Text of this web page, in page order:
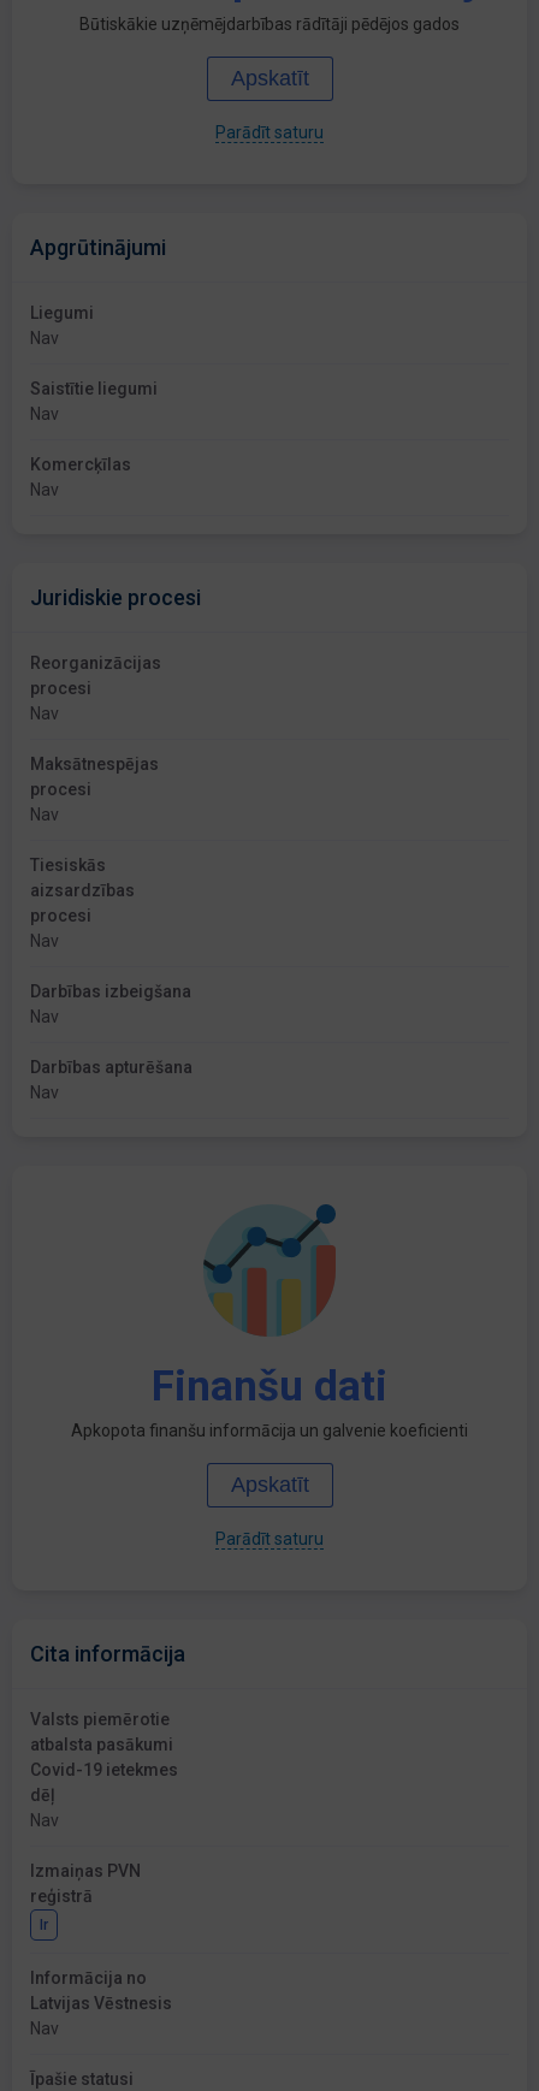
Būtiskākie uzņēmējdarbības rādītāji pēdējos gados
Apskatīt
Parādīt saturu
Apgrūtinājumi
Liegumi
Nav
Saistītie liegumi
Nav
Komercķīlas
Nav
Juridiskie procesi
Reorganizācijas
procesi
Nav
Maksātnespējas
procesi
Nav
Tiesiskās
aizsardzības
procesi
Nav
Darbības izbeigšana
Nav
Darbības apturēšana
Nav
Finanšu dati
Apkopota finanšu informācija un galvenie koeficienti
Apskatīt
Parādīt saturu
Cita informācija
Valsts piemērotie
atbalsta pasākumi
Covid-19 ietekmes
dēļ
Nav
Izmaiņas PVN
reģistrā
Ir
Informācija no
Latvijas Vēstnesis
Nav
Īpašie statusi